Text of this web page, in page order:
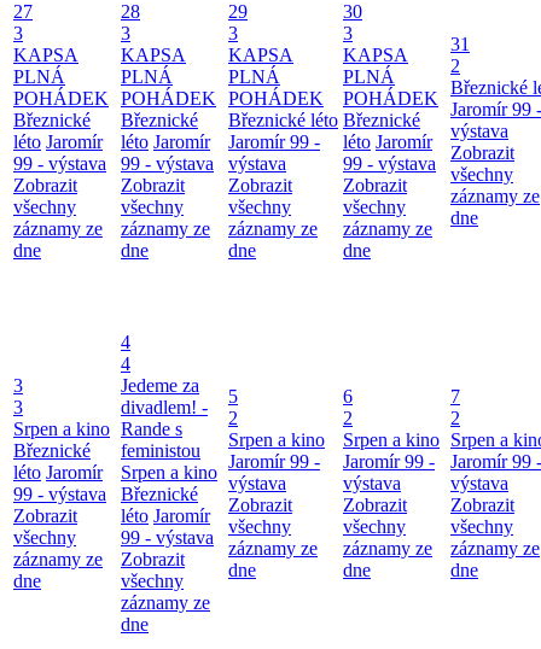
27
3
KAPSA
PLNÁ
POHÁDEK
Březnické
léto Jaromír
99 - výstava
Zobrazit
všechny
záznamy ze
dne
28
3
KAPSA
PLNÁ
POHÁDEK
Březnické
léto Jaromír
99 - výstava
Zobrazit
všechny
záznamy ze
dne
29
3
KAPSA
PLNÁ
POHÁDEK
Březnické léto
Jaromír 99 -
výstava
Zobrazit
všechny
záznamy ze
dne
30
3
KAPSA
PLNÁ
POHÁDEK
Březnické
léto Jaromír
99 - výstava
Zobrazit
všechny
záznamy ze
dne
31
2
Březnické
Jaromír 99 -
výstava
Zobrazit
všechny
záznamy ze
dne
3
3
Srpen a kino
Březnické
léto Jaromír
99 - výstava
Zobrazit
všechny
záznamy ze
dne
4
4
Jedeme za
divadlem! -
Rande s
feministou
Srpen a kino
Březnické
léto Jaromír
99 - výstava
Zobrazit
všechny
záznamy ze
dne
5
2
Srpen a kino
Jaromír 99 -
výstava
Zobrazit
všechny
záznamy ze
dne
6
2
Srpen a kino
Jaromír 99 -
výstava
Zobrazit
všechny
záznamy ze
dne
7
2
Srpen a
Jaromír 99 -
výstava
Zobrazit
všechny
záznamy ze
dne